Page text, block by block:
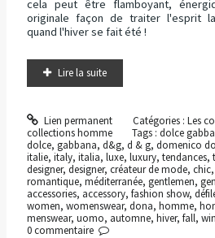
cela peut être flamboyant,
originale façon de traiter l'esprit
quand l'hiver se fait été !
Lire la suite
Lien permanent Catégories : Les
collections homme
Tags :dolce
dolce, gabbana, d&g, d & g, domenico
italie, italy, italia, luxe, luxury, tendances,
designer, designer, créateur de mode, chic,
romantique, méditerranée, gentlemen,
accessories, accessory, fashion show,
women, womenswear, dona, homme,
menswear, uomo, automne, hiver, fall,
0 commentaire